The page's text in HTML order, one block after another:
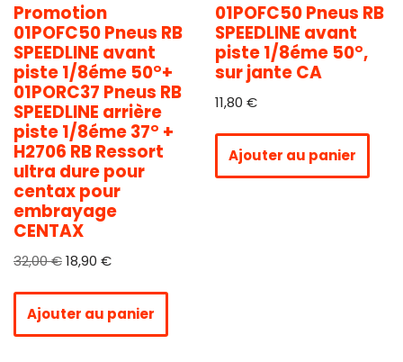
Promotion
01POFC50 Pneus RB
SPEEDLINE avant
piste 1/8éme 50°+
01PORC37 Pneus RB
SPEEDLINE arrière
piste 1/8éme 37° +
H2706 RB Ressort
ultra dure pour
centax pour
embrayage
CENTAX
32,00€18,90 €
Ajouter au panier
01POFC50 Pneus RB
SPEEDLINE avant
piste 1/8éme 50°,
sur jante CA
11,80 €
Ajouter au panier